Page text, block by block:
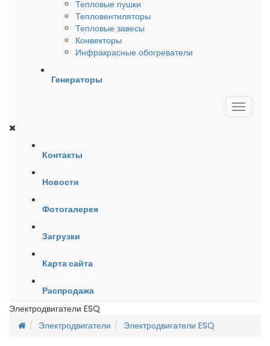
Тепловые пушки
Тепловентиляторы
Тепловые завесы
Конвекторы
Инфракрасные обогреватели
Генераторы
Контакты
Новости
Фотогалерея
Загрузки
Карта сайта
Распродажа
Электродвигатели ESQ
Электродвигатели
Электродвигатели ESQ